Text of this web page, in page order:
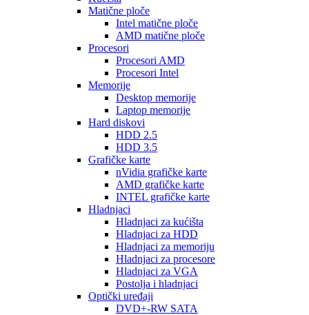
Matične ploče
Intel matične ploče
AMD matične ploče
Procesori
Procesori AMD
Procesori Intel
Memorije
Desktop memorije
Laptop memorije
Hard diskovi
HDD 2.5
HDD 3.5
Grafičke karte
nVidia grafičke karte
AMD grafičke karte
INTEL grafičke karte
Hladnjaci
Hladnjaci za kućišta
Hladnjaci za HDD
Hladnjaci za memoriju
Hladnjaci za procesore
Hladnjaci za VGA
Postolja i hladnjaci
Optički uređaji
DVD+-RW SATA